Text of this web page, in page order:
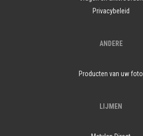
Privacybeleid
ANDERE
Producten van uw foto
LIJMEN